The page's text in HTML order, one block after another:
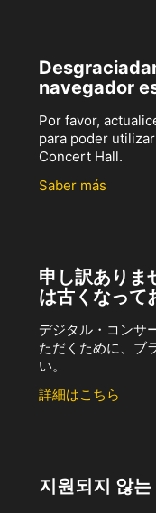
navegador
Por favor,
para poder
Concert Hall.
Saber más
申し訳ありま
は古くなって
デジタル・コンサ
ただくために、ブ
い。
詳細はこちら
지원되지 않